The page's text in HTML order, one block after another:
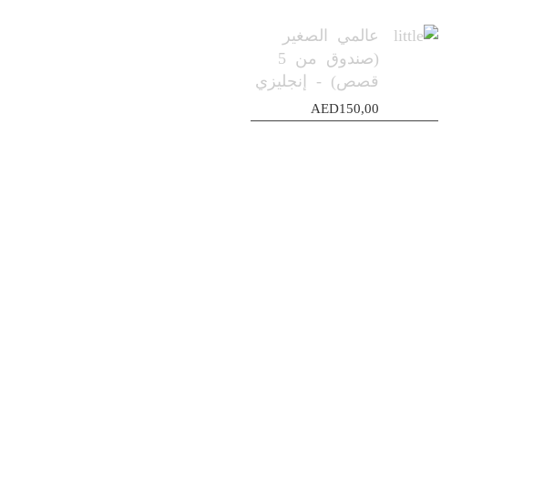
عالمي الصغير
(صندوق من 5
قصص) - إنجليزي
AED150,00